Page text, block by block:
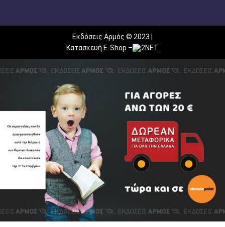
Εκδόσεις Αρμός © 2023 |
Κατασκευή E-Shop – 2NET